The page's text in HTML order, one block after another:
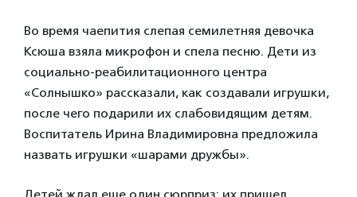
Во время чаепития слепая семилетняя девочка
Ксюша взяла микрофон и спела песню. Дети из
социально-реабилитационного центра
«Солнышко» рассказали, как создавали игрушки,
после чего подарили их слабовидящим детям.
Воспитатель Ирина Владимировна предложила
назвать игрушки «шарами дружбы».